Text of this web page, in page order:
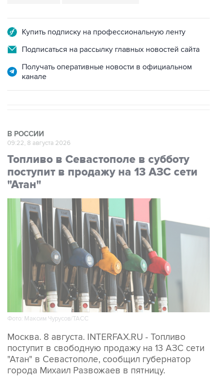
Купить подписку на профессиональную ленту
Подписаться на рассылку главных новостей сайта
Получать оперативные новости в официальном
канале
В РОССИИ
09:22, 8 августа 2026
Топливо в Севастополе в субботу
поступит в продажу на 13 АЗС сети
"Атан"
Фото: Максим Чурусов/ТАСС
Москва. 8 августа. INTERFAX.RU - Топливо
поступит в свободную продажу на 13 АЗС сети
"Атан" в Севастополе, сообщил губернатор
города Михаил Развожаев в пятницу.